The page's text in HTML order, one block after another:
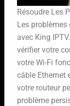
Résoudre Les
Les
avec King
vérifier votre
votre Wi-Fi
câble Ethernet
votre routeur
problème